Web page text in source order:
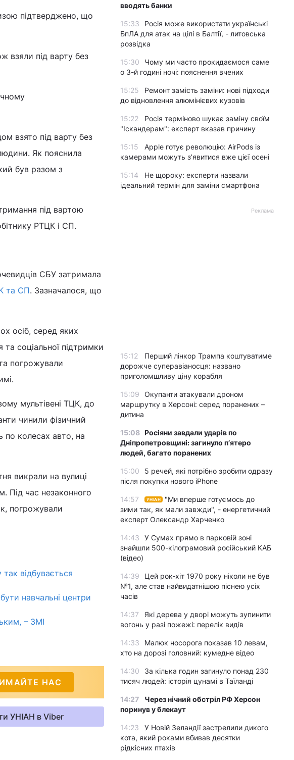
підтверджено, що
взяли під варту без
взято під варту без
Як пояснила
був разом з
під вартою
РТЦК і СП.
СБУ затримала
та СП. Зазначалося, що
осіб, серед яких
соціальної підтримки
погрожували
мультівені ТЦК, до
чинили фізичний
по колесах авто, на
викрали на вулиці
Під час незаконного
погрожували
відбувається
навчальні центри
– ЗМІ
НАС
УНІАН в Viber
вводять банки
15:33
Росія може використати українські
БпЛА для атак на цілі в Балтії, - литовська
розвідка
15:30
Чому ми часто прокидаємося саме
о 3-й годині ночі: пояснення вчених
15:25
Ремонт замість заміни: нові підходи
до відновлення алюмінієвих кузовів
15:22
Росія терміново шукає заміну своїм
"Іскандерам": експерт вказав причину
15:15
Apple готує революцію: AirPods із
камерами можуть з’явитися вже цієї осені
15:14
Не щороку: експерти назвали
ідеальний термін для заміни смартфона
Реклама
15:12
Перший лінкор Трампа коштуватиме
дорожче суперавіаносця: названо
приголомшливу ціну корабля
15:09
Окупанти атакували дроном
маршрутку в Херсоні: серед поранених –
дитина
15:08 Росіяни завдали ударів по
Дніпропетровщині: загинуло пʼятеро
людей, багато поранених
15:00
5 речей, які потрібно зробити одразу
після покупки нового iPhone
14:57 УНІАН
"Ми вперше готуємось до
зими так, як мали завжди", - енергетичний
експерт Олександр Харченко
14:43
У Сумах прямо в парковій зоні
знайшли 500-кілограмовий російський КАБ
(відео)
14:39
Цей рок-хіт 1970 року ніколи не був
№1, але став найвидатнішою піснею усіх
часів
14:37
Які дерева у дворі можуть зупинити
вогонь у разі пожежі: перелік видів
14:33
Малюк носорога показав 10 левам,
хто на дорозі головний: кумедне відео
14:30
За кілька годин загинуло понад 230
тисяч людей: історія цунамі в Таїланді
14:27
Через нічний обстріл РФ Херсон
поринув у блекаут
14:23
У Новій Зеландії застрелили дикого
кота, який роками вбивав десятки
рідкісних птахів